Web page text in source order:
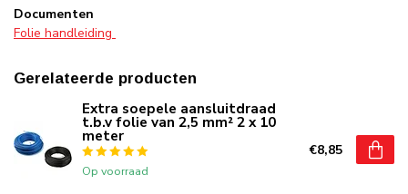
Documenten
Folie handleiding
Gerelateerde producten
Extra soepele aansluitdraad
t.b.v folie van 2,5 mm² 2 x 10
meter
Op voorraad
€8,85